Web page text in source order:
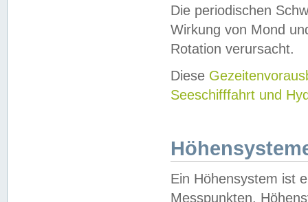
Die periodischen
Wirkung von Mond
Rotation verursacht.
Diese
Seeschifffahrt und
Ein Höhensystem ist
Messpunkten.